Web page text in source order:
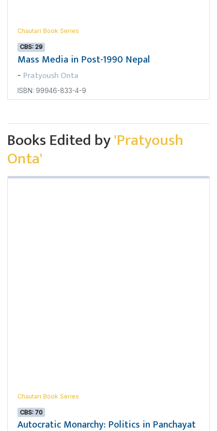
Chautari Book Series
CBS: 29
Mass Media in Post-1990 Nepal
- Pratyoush Onta
ISBN: 99946-833-4-9
Books Edited by'Pratyoush
Onta'
Chautari Book Series
CBS: 70
Autocratic Monarchy: Politics in Panchayat